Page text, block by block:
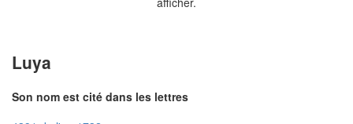
Luya
Son nom est cité dans les lettres